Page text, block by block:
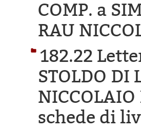
COMP. a
RAU
182.22
STOLDO DI
NICCOLAIO
schede di